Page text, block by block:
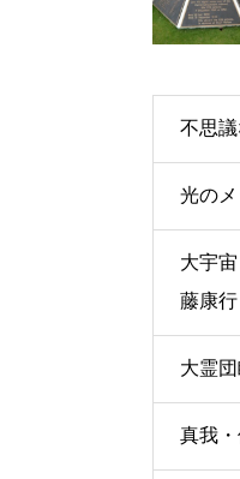
不思
光の
大宇
藤康
大霊
真我